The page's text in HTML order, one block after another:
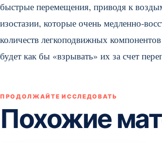
быстрые перемещения, приводя к
изостазии, которые очень медленно-
количеств легкоподвижных
будет как бы «взрывать» их за счет
ПРОДОЛЖАЙТЕ ИССЛЕДОВАТЬ
Похожие